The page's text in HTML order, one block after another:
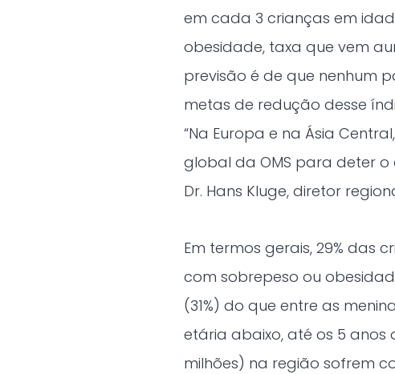
em cada 3 crianças em
obesidade, taxa que vem
previsão é de que nenhum
metas de redução desse
“Na Europa e na Ásia
global da OMS para deter o
Dr. Hans Kluge, diretor
Em termos gerais, 29% das
com sobrepeso ou
(31%) do que entre as
etária abaixo, até os 5 anos
milhões) na região sofrem